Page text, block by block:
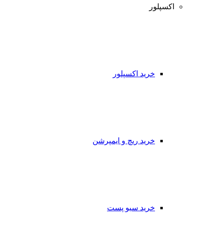
اکسپلور
خرید اکسپلور
خرید ریچ و ایمپرشن
خرید سیو پست